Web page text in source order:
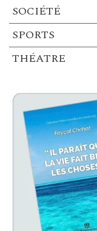
SOCIÉTÉ
SPORTS
THÉATRE